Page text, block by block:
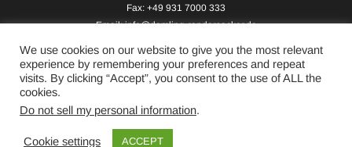
Fax: +49 931 7000 333
Email:info@demling-randersacker.de
Copyright © 2026 Hotel-Café Demling - All Rights Reserved.
We use cookies on our website to give you the most relevant
experience by remembering your preferences and repeat
visits. By clicking “Accept”, you consent to the use of ALL the
cookies.
Do not sell my personal information.
Cookie settings ACCEPT